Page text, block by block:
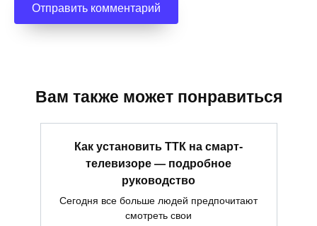
Вам также может понравиться
Как установить ТТК на смарт-
телевизоре — подробное
руководство
Сегодня все больше людей предпочитают
смотреть свои